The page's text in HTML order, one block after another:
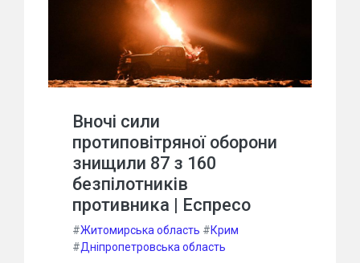
Вночі сили
протиповітряної оборони
знищили 87 з 160
безпілотників
противника | Еспресо
#Житомирська область #Крим
#Дніпропетровська область